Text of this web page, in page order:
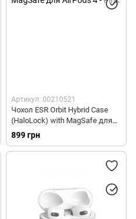
Артикул: 00210521
Чохол ESR Orbit Hybrid Case
(HaloLock) with MagSafe для
AirPods 4 - Pink
899 грн